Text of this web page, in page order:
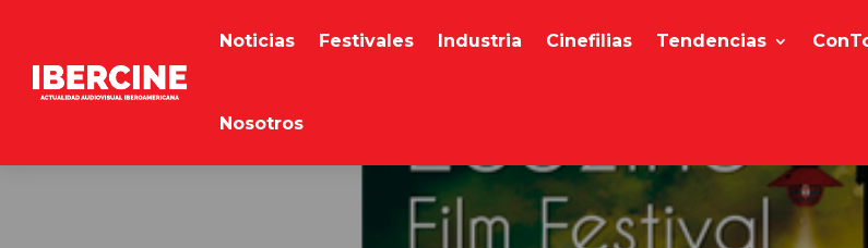
Noticias Festivales Industria Cinefilias Tendencias
Nosotros